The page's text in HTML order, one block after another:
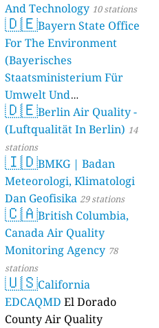
And Technology 10 stations
🇩🇪Bayern State Office
For The Environment
(Bayerisches
Staatsministerium Für
Umwelt Und
Verbraucherschutz) - LfU
46 stations
🇩🇪Berlin Air Quality -
(Luftqualität In Berlin) 14
stations
🇮🇩BMKG | Badan
Meteorologi, Klimatologi
Dan Geofisika 29 stations
🇨🇦British Columbia,
Canada Air Quality
Monitoring Agency 78
stations
🇺🇸California
EDCAQMD El Dorado
County Air Quality